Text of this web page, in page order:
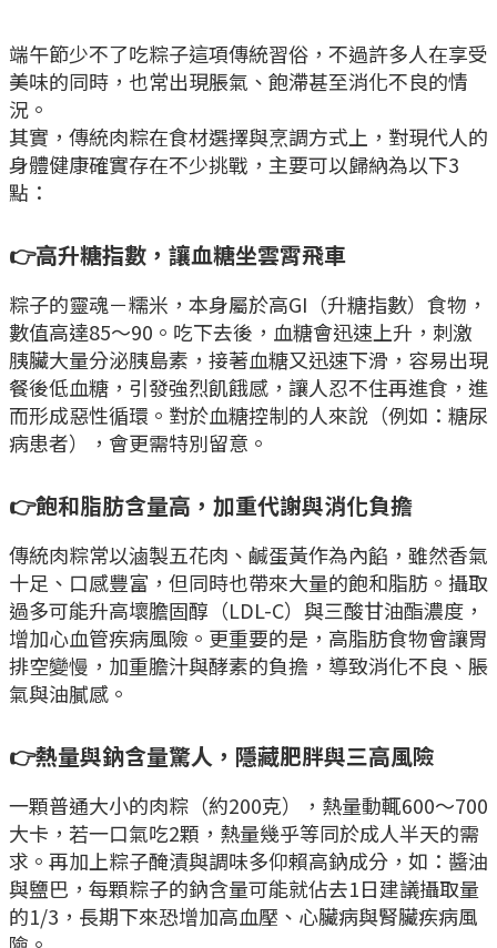
端午節少不了吃粽子這項傳統習俗，不過許多人在享受
美味的同時，也常出現脹氣、飽滯甚至消化不良的情
況。
其實，傳統肉粽在食材選擇與烹調方式上，對現代人的
身體健康確實存在不少挑戰，主要可以歸納為以下3
點：
👉高升糖指數，讓血糖坐雲霄飛車
粽子的靈魂－糯米，本身屬於高GI（升糖指數）食物，
數值高達85～90。吃下去後，血糖會迅速上升，刺激
胰臟大量分泌胰島素，接著血糖又迅速下滑，容易出現
餐後低血糖，引發強烈飢餓感，讓人忍不住再進食，進
而形成惡性循環。對於血糖控制的人來說（例如：糖尿
病患者），會更需特別留意。
👉飽和脂肪含量高，加重代謝與消化負擔
傳統肉粽常以滷製五花肉、鹹蛋黃作為內餡，雖然香氣
十足、口感豐富，但同時也帶來大量的飽和脂肪。攝取
過多可能升高壞膽固醇（LDL-C）與三酸甘油酯濃度，
增加心血管疾病風險。更重要的是，高脂肪食物會讓胃
排空變慢，加重膽汁與酵素的負擔，導致消化不良、脹
氣與油膩感。
👉熱量與鈉含量驚人，隱藏肥胖與三高風險
一顆普通大小的肉粽（約200克），熱量動輒600～700
大卡，若一口氣吃2顆，熱量幾乎等同於成人半天的需
求。再加上粽子醃漬與調味多仰賴高鈉成分，如：醬油
與鹽巴，每顆粽子的鈉含量可能就佔去1日建議攝取量
的1/3，長期下來恐增加高血壓、心臟病與腎臟疾病風